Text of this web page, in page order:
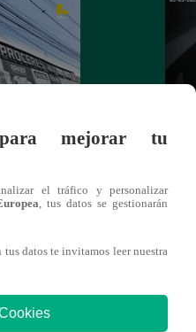
dentro de
puede
para mejorar tu
el tráfico y personalizar
, tus datos se gestionarán
datos te invitamos leer nuestra